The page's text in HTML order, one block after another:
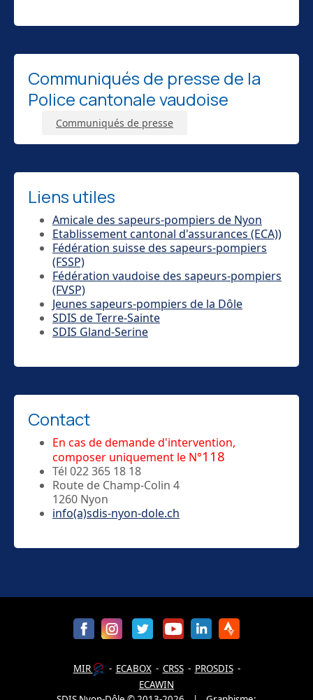
Communiqués de presse de la
Police cantonale vaudoise
Communiqués de presse
Liens utiles
Amicale des sapeurs-pompiers de Nyon
Etablissement cantonal d'assurances (ECA))
Fédération suisse des sapeurs-pompiers
(FSSP)
Fédération vaudoise des sapeurs-pompiers
(FVSP)
Jeunes sapeurs-pompiers de la Dôle
SDIS de Terre-Sainte
SDIS Gland-Serine
Contact
En cas de demande d'intervention,
composer uniquement le N°118
Tél 022 365 18 18
Route de Champ-Colin 4
1260 Nyon
info(a)sdis-nyon-dole.ch
MIR - ECABOX- CRSS- PROSDIS-
ECAWIN